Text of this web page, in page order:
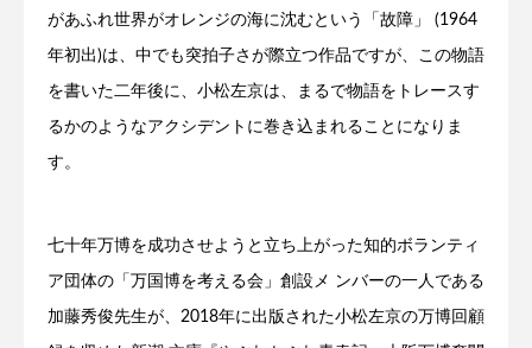
があふれ世界がオレンジの海に沈むという「故障」 (1964
年初出)は、中でも突拍子さが際立つ作品ですが、この物語
を書いた二年後に、小松左京は、まるで物語をトレースす
るかのようなアクシデントに巻き込まれることになりま
す。
七十年万博を成功させようと立ち上がった知的ボランティ
ア団体の「万国博を考える会」創設メ ンバーの一人である
加藤秀俊先生が、2018年に出版された小松左京の万博回顧